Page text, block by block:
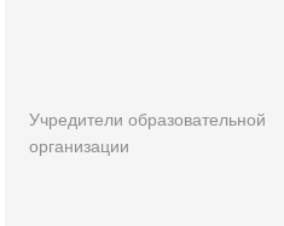
Учредители образовательной
организации